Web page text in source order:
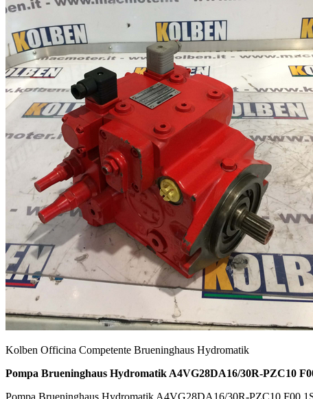
Kolben Officina Competente Brueninghaus Hydromatik
Pompa Brueninghaus Hydromatik A4VG28DA16/30R-PZC10
Pompa Brueninghaus Hydromatik A4VG28DA16/30R-PZC10 F00